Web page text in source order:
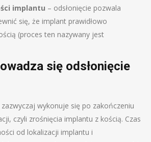
implantu – odsłonięcie pozwala
się, że implant prawidłowo
(proces ten nazywany jest
się odsłonięcie
wykonuje się po zakończeniu
czyli zrośnięcia implantu z kością. Czas
od lokalizacji implantu i